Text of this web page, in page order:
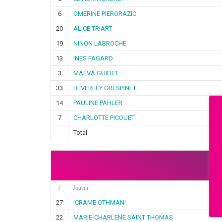
6
OMERINE PIERORAZIO
20
ALICE TRIART
19
NINON LABROCHE
13
INES FAGARD
3
MAEVA GUIDET
33
BEVERLEY GRESPINET
14
PAULINE PAHLER
7
CHARLOTTE PICOUET
Total
# Joueur
27 ICRAME OTHMANI
22
MARIE-CHARLENE SAINT THOMAS